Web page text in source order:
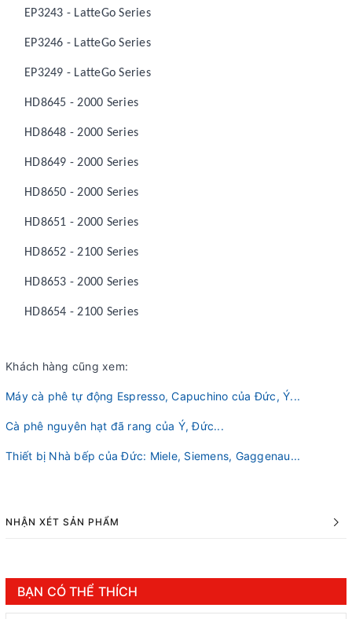
EP3243 - LatteGo Series
EP3246 - LatteGo Series
EP3249 - LatteGo Series
HD8645 - 2000 Series
HD8648 - 2000 Series
HD8649 - 2000 Series
HD8650 - 2000 Series
HD8651 - 2000 Series
HD8652 - 2100 Series
HD8653 - 2000 Series
HD8654 - 2100 Series
Khách hàng cũng xem:
Máy cà phê tự động Espresso, Capuchino của Đức, Ý...
Cà phê nguyên hạt đã rang của Ý, Đức...
Thiết bị Nhà bếp của Đức: Miele, Siemens, Gaggenau...
NHẬN XÉT SẢN PHẨM
BẠN CÓ THỂ THÍCH